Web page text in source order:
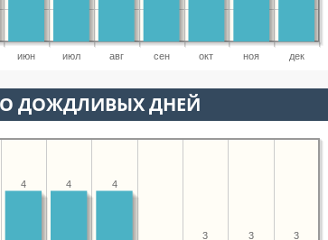
июн июл авг сен окт ноя дек
ДОЖДЛИВЫХ ДНЕЙ
3
3
3
4
4
4